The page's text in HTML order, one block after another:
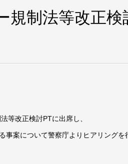
規制法等改正検
等改正検討PTに出席し、
事案について警察庁よりヒアリングを